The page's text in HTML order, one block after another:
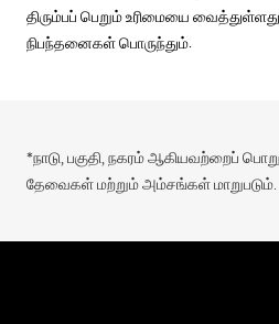
திரும்பப் பெறும் உரிமையை
நிபந்தனைகள் பொருந்தும்.
*நாடு, பகுதி, நகரம் ஆகியவற்றைப்
தேவைகள் மற்றும் அம்சங்கள் மாறுபடும்.